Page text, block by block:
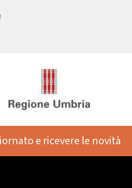
e ricevere le novità